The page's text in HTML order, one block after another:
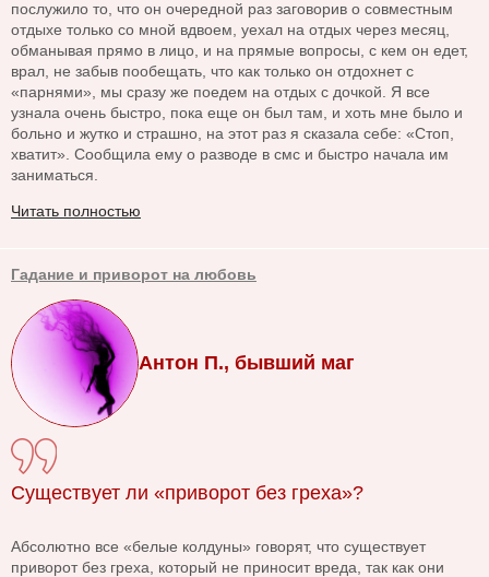
послужило то, что он очередной раз заговорив о совместным
отдыхе только со мной вдвоем, уехал на отдых через месяц,
обманывая прямо в лицо, и на прямые вопросы, с кем он едет,
врал, не забыв пообещать, что как только он отдохнет с
«парнями», мы сразу же поедем на отдых с дочкой. Я все
узнала очень быстро, пока еще он был там, и хоть мне было и
больно и жутко и страшно, на этот раз я сказала себе: «Стоп,
хватит». Сообщила ему о разводе в смс и быстро начала им
заниматься.
Читать полностью
Гадание и приворот на любовь
Антон П., бывший маг
Существует ли «приворот без греха»?
Абсолютно все «белые колдуны» говорят, что существует
приворот без греха, который не приносит вреда, так как они